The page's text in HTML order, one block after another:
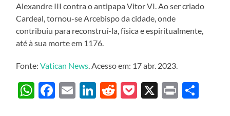
Alexandre III contra o antipapa Vitor VI. Ao ser criado
Cardeal, tornou-se Arcebispo da cidade, onde
contribuiu para reconstruí-la, física e espiritualmente,
até à sua morte em 1176.
Fonte:Vatican News. Acesso em: 17 abr. 2023.
WhatsApp
Facebook
EmailLinkedIn
Reddit
Pocket
X Print